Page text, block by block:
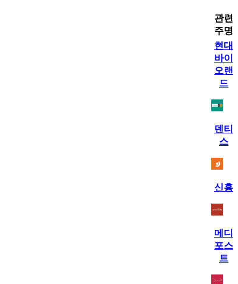
관련
주명
현대
바이
오랜
드
덴티
스
신흥
메디
포스
트